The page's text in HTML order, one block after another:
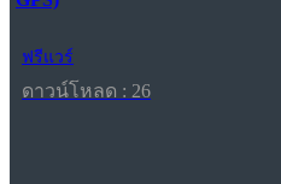
ฟรีแวร์
ดาวน์โหลด : 26